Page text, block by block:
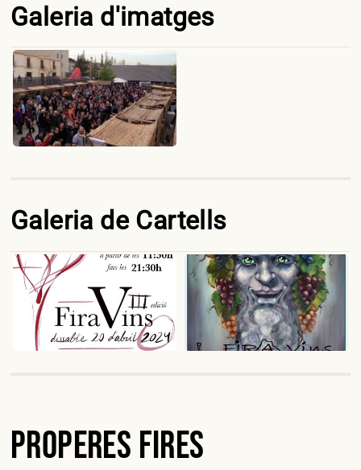
Galeria d'imatges
Galeria de Cartells
Properes Fires